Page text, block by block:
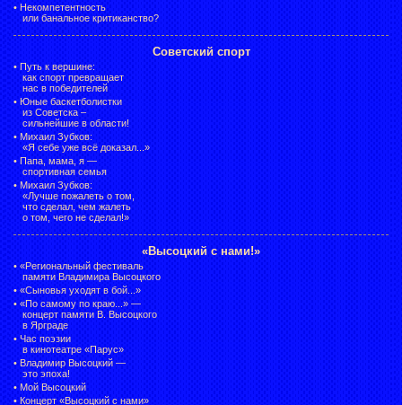
• Некомпетентность
или банальное критиканство?
Советский спорт
• Путь к вершине:
как спорт превращает
нас в победителей
• Юные баскетболистки
из Советска –
сильнейшие в области!
• Михаил Зубков:
«Я себе уже всё доказал...»
• Папа, мама, я —
спортивная семья
• Михаил Зубков:
«Лучше пожалеть о том,
что сделал, чем жалеть
о том, чего не сделал!»
«Высоцкий с нами!»
• «Региональный фестиваль
памяти Владимира Высоцкого
• «Сыновья уходят в бой...»
• «По самому по краю...» —
концерт памяти В. Высоцкого
в Ярграде
• Час поэзии
в кинотеатре «Парус»
• Владимир Высоцкий —
это эпоха!
• Мой Высоцкий
• Концерт «Высоцкий с нами»